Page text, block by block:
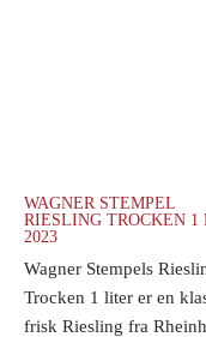
WAGNER STEMPEL
RIESLING TROCKEN 1
2023
Wagner Stempels
Trocken 1 liter er en
frisk Riesling fra